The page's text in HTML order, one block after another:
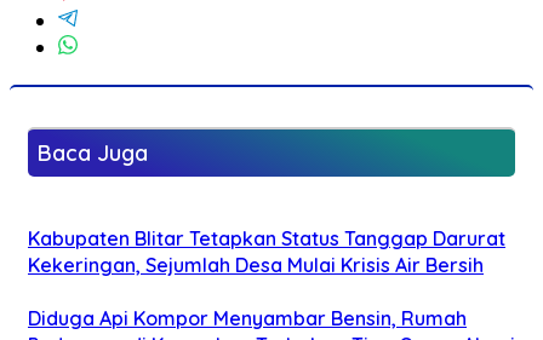
Baca Juga
Kabupaten Blitar Tetapkan Status Tanggap Darurat
Kekeringan, Sejumlah Desa Mulai Krisis Air Bersih
Diduga Api Kompor Menyambar Bensin, Rumah